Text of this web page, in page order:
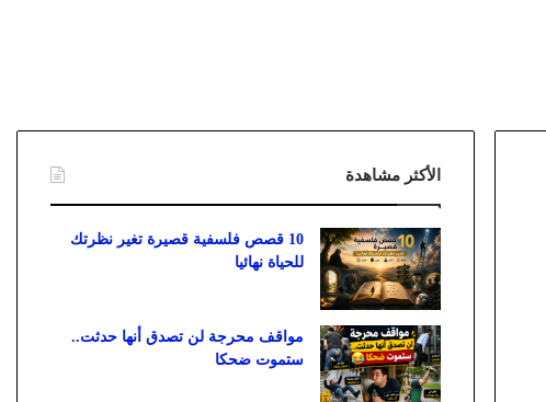
الأكثر مشاهدة
10 قصص فلسفية قصيرة تغير نظرتك
للحياة نهائيا
مواقف محرجة لن تصدق أنها حدثت..
ستموت ضحكا